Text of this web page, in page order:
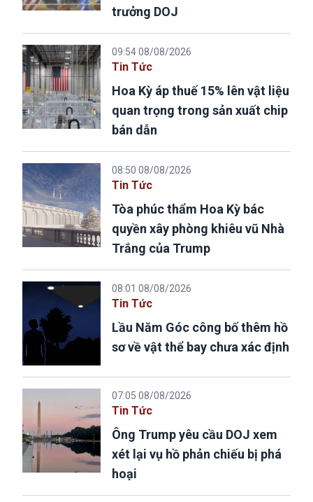
trưởng DOJ
09:54 08/08/2026
Tin Tức
Hoa Kỳ áp thuế 15% lên vật liệu
quan trọng trong sản xuất chip
bán dẫn
08:50 08/08/2026
Tin Tức
Tòa phúc thẩm Hoa Kỳ bác
quyền xây phòng khiêu vũ Nhà
Trắng của Trump
08:01 08/08/2026
Tin Tức
Lầu Năm Góc công bố thêm hồ
sơ về vật thể bay chưa xác định
07:05 08/08/2026
Tin Tức
Ông Trump yêu cầu DOJ xem
xét lại vụ hồ phản chiếu bị phá
hoại